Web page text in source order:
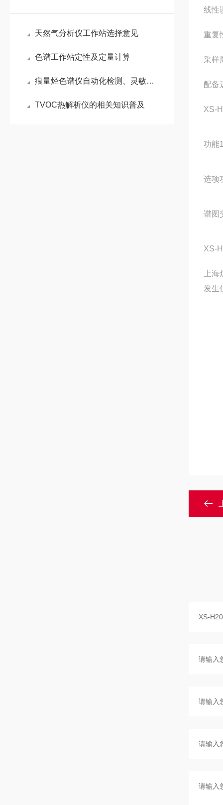
天然气分析仪工作站选择意见
色谱工作站定性及定量计算
痕量烃色谱仪自动化检测、灵敏度高
TVOC热解析仪的相关知识普及
线性
重复
采样
配备
XS-
功能
选项
谱图
XS-
上
发生